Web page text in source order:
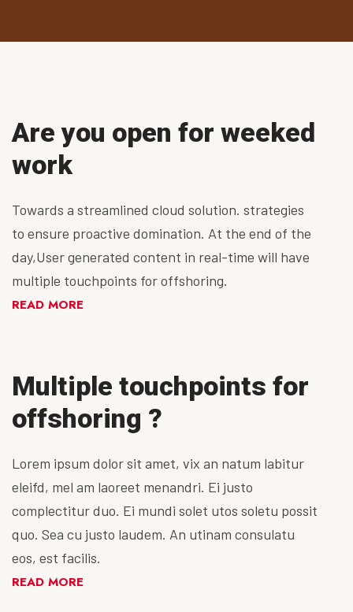
Are you open for weeked
work
Towards a streamlined cloud solution. strategies
to ensure proactive domination. At the end of the
day,User generated content in real-time will have
multiple touchpoints for offshoring.
READ MORE
Multiple touchpoints for
offshoring ?
Lorem ipsum dolor sit amet, vix an natum labitur
eleifd, mel am laoreet menandri. Ei justo
complectitur duo. Ei mundi solet utos soletu possit
quo. Sea cu justo laudem. An utinam consulatu
eos, est facilis.
READ MORE